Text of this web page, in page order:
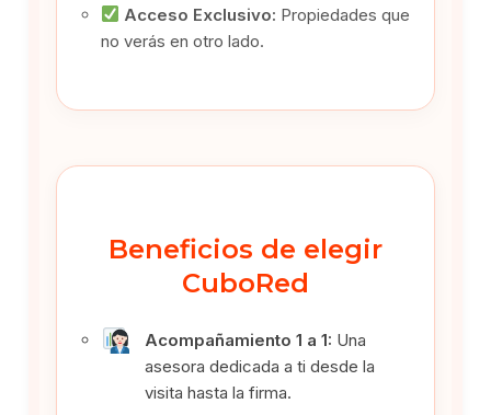
Acceso Exclusivo: Propiedades que
no verás en otro lado.
Beneficios de elegir
CuboRed
Acompañamiento 1 a 1: Una
asesora dedicada a ti desde la
visita hasta la firma.